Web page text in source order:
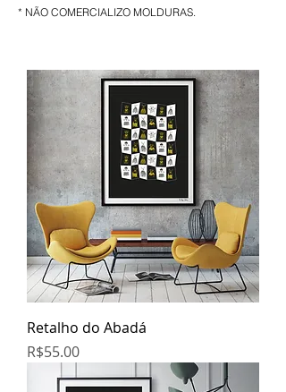
* NÃO COMERCIALIZO MOLDURAS.
Retalho do Abadá
Price
R$55.00